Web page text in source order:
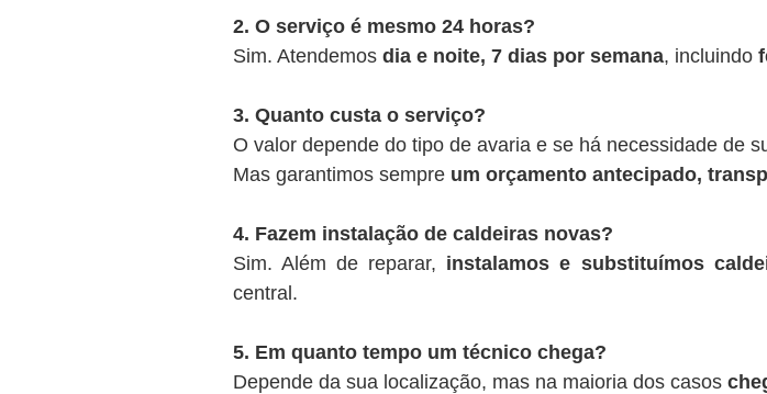
2. O serviço é mesmo 24 horas?
Sim. Atendemos dia e noite, 7 dias por semana, incluindo
3. Quanto custa o serviço?
O valor depende do tipo de avaria e se há necessidade de
Mas garantimos sempre um orçamento antecipado,
4. Fazem instalação de caldeiras novas?
Sim. Além de reparar, instalamos e substituímos
central.
5. Em quanto tempo um técnico chega?
Depende da sua localização, mas na maioria dos casos